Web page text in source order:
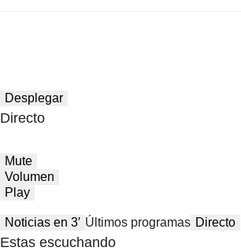
Desplegar
Directo
Mute
Volumen
Play
Noticias en 3′ Últimos programas Directo
Estas escuchando